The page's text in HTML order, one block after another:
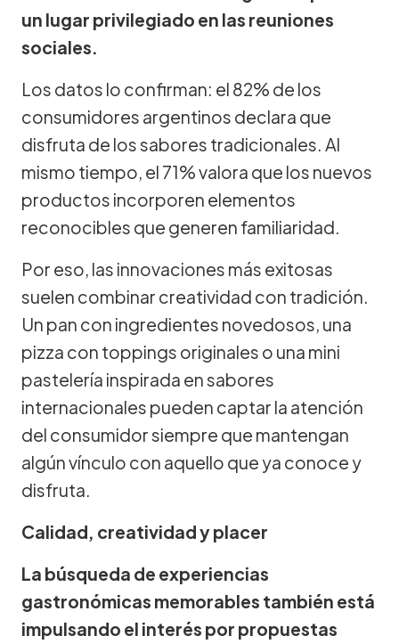
un lugar privilegiado en las reuniones
sociales.
Los datos lo confirman: el 82% de los
consumidores argentinos declara que
disfruta de los sabores tradicionales. Al
mismo tiempo, el 71% valora que los nuevos
productos incorporen elementos
reconocibles que generen familiaridad.
Por eso, las innovaciones más exitosas
suelen combinar creatividad con tradición.
Un pan con ingredientes novedosos, una
pizza con toppings originales o una mini
pastelería inspirada en sabores
internacionales pueden captar la atención
del consumidor siempre que mantengan
algún vínculo con aquello que ya conoce y
disfruta.
Calidad, creatividad y placer
La búsqueda de experiencias
gastronómicas memorables también está
impulsando el interés por propuestas